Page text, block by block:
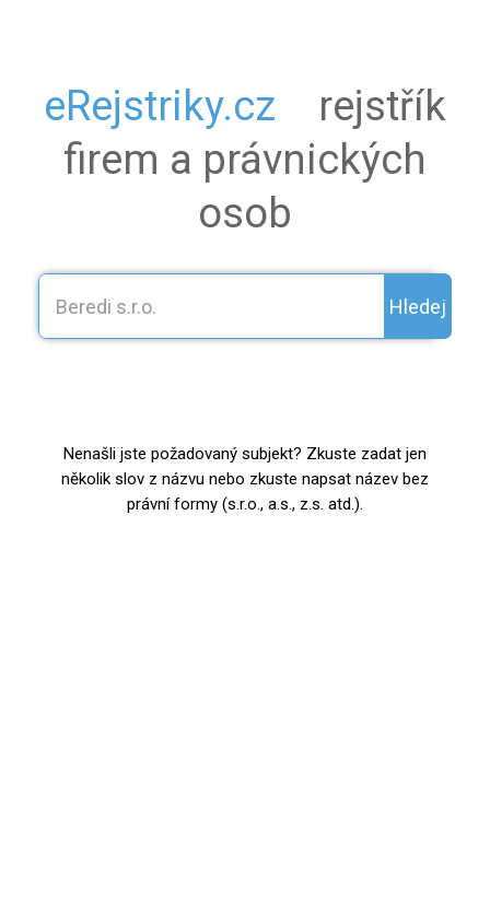
eRejstriky.cz
rejstřík
firem a právnických
osob
Hledej
Nenašli jste požadovaný subjekt? Zkuste zadat jen
několik slov z názvu nebo zkuste napsat název bez
právní formy (s.r.o., a.s., z.s. atd.).